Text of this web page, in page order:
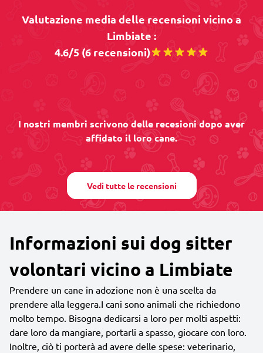
Valutazione media delle recensioni vicino a
Limbiate :
4.6/5 (6 recensioni)
I nostri membri scrivono delle recesioni dopo aver
affidato il loro cane.
Vedi tutte le recensioni
Informazioni sui dog sitter
volontari vicino a Limbiate
Prendere un cane in adozione non è una scelta da
prendere alla leggera.I cani sono animali che richiedono
molto tempo. Bisogna dedicarsi a loro per molti aspetti:
dare loro da mangiare, portarli a spasso, giocare con loro.
Inoltre, ciò ti porterà ad avere delle spese: veterinario,